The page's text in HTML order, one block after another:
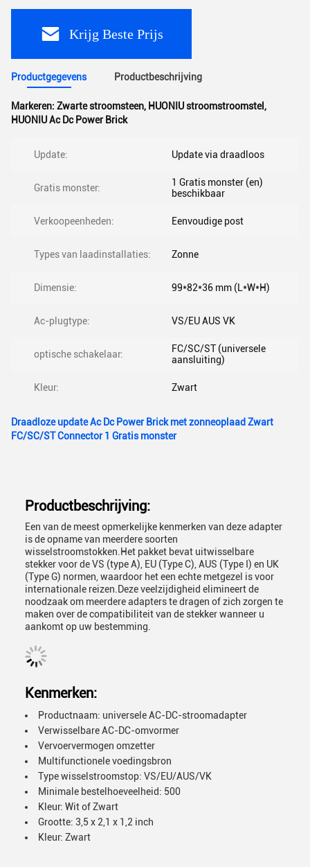
Krijg Beste Prijs
Productgegevens Productbeschrijving
Markeren: Zwarte stroomsteen, HUONIU stroomstroomstel,
HUONIU Ac Dc Power Brick
Update: Update via draadloos
Gratis monster:
1 Gratis monster (en)
beschikbaar
Verkoopeenheden: Eenvoudige post
Types van laadinstallaties: Zonne
Dimensie: 99*82*36 mm (L*W*H)
Ac-plugtype: VS/EU AUS VK
optische schakelaar:
FC/SC/ST (universele
aansluiting)
Kleur: Zwart
Draadloze update Ac Dc Power Brick met zonneoplaad Zwart
FC/SC/ST Connector 1 Gratis monster
Productbeschrijving:
Een van de meest opmerkelijke kenmerken van deze adapter
is de opname van meerdere soorten
wisselstroomstokken.Het pakket bevat uitwisselbare
stekker voor de VS (type A), EU (Type C), AUS (Type I) en UK
(Type G) normen, waardoor het een echte metgezel is voor
internationale reizen.Deze veelzijdigheid elimineert de
noodzaak om meerdere adapters te dragen of zich zorgen te
maken over de compatibiliteit van de stekker wanneer u
aankomt op uw bestemming.
Kenmerken:
Productnaam: universele AC-DC-stroomadapter
Verwisselbare AC-DC-omvormer
Vervoervermogen omzetter
Multifunctionele voedingsbron
Type wisselstroomstop: VS/EU/AUS/VK
Minimale bestelhoeveelheid: 500
Kleur: Wit of Zwart
Grootte: 3,5 x 2,1 x 1,2 inch
Kleur: Zwart